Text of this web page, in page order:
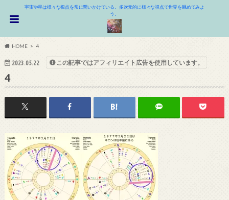
宇宙や星は様々な視点を常に問いかけている。多次元的に様々な視点で世界を眺めてみよ
う。
HOME 4
2023.05.22 この記事ではアフィリエイト広告を使用しています。
4